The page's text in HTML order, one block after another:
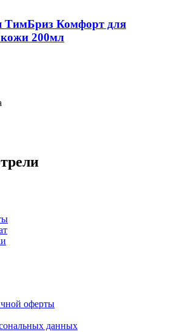
ТимБриз Комфорт для
кожи 200мл
оферты
данных